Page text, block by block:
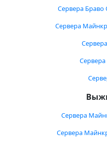
Сервера Браво
Сервера
Сервера
Сервера